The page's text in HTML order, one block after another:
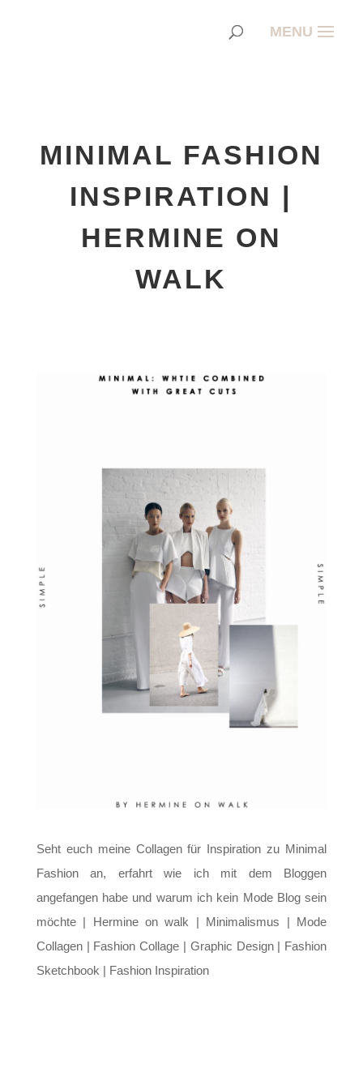
MINIMAL FASHION
INSPIRATION |
HERMINE ON
WALK
Seht euch meine Collagen für Inspiration zu Minimal
Fashion an, erfahrt wie ich mit dem Bloggen
angefangen habe und warum ich kein Mode Blog sein
möchte | Hermine on walk | Minimalismus | Mode
Collagen | Fashion Collage | Graphic Design | Fashion
Sketchbook | Fashion Inspiration